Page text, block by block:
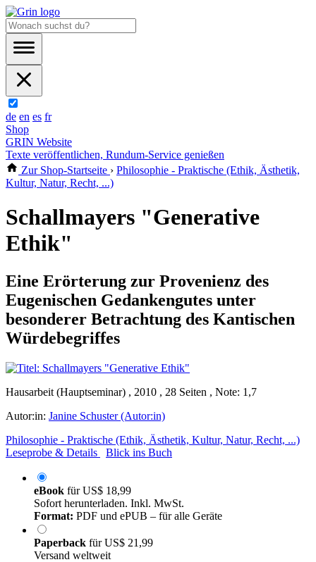
de en es fr
Shop
GRIN Website
Texte veröffentlichen, Rundum-Service genießen
Zur Shop-Startseite › Philosophie - Praktische (Ethik, Ästhetik,
Kultur, Natur, Recht, ...)
Schallmayers "Generative
Ethik"
Eine Erörterung zur Provenienz des
Eugenischen Gedankengutes unter
besonderer Betrachtung des Kantischen
Würdebegriffes
Hausarbeit (Hauptseminar) , 2010 , 28 Seiten , Note: 1,7
Autor:in: Janine Schuster (Autor:in)
Philosophie - Praktische (Ethik, Ästhetik, Kultur, Natur, Recht, ...)
Leseprobe & Details
Blick ins Buch
eBook fürUS$ 18,99
Sofort herunterladen. Inkl. MwSt.
Format: PDF und ePUB – für alle Geräte
Paperback fürUS$ 21,99
Versand weltweit